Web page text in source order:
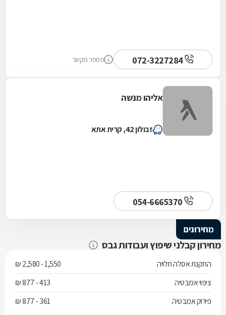
072-3227284 מספר מקשר
אליהו מנשה
זבולון 42, קרית אתא
מחירונים
מחירון קבלני שיפוץ ועבודות גבס
התקנת אסלה תלויה
1,550 - 2,580 ₪
ציפוי אמבטיה
413 - 877 ₪
פירוק אמבטיה
361 - 877 ₪